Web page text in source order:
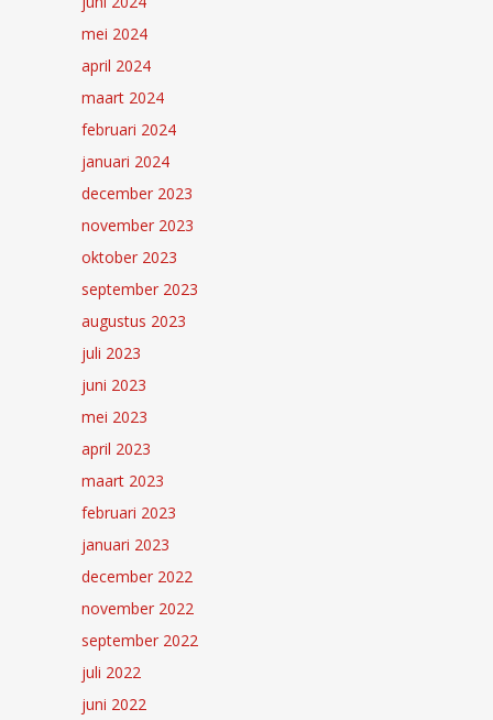
mei 2024
april 2024
maart 2024
februari 2024
januari 2024
december 2023
november 2023
oktober 2023
september 2023
augustus 2023
juli 2023
juni 2023
mei 2023
april 2023
maart 2023
februari 2023
januari 2023
december 2022
november 2022
september 2022
juli 2022
juni 2022